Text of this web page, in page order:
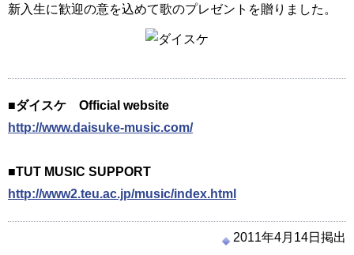
新入生に歓迎の意を込めて歌のプレゼントを贈りました。
■ダイスケ Official website
http://www.daisuke-music.com/
■TUT MUSIC SUPPORT
http://www2.teu.ac.jp/music/index.html
2011年4月14日掲出